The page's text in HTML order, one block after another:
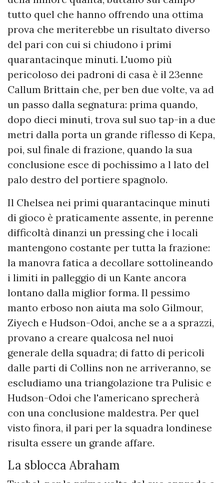
tutto quel che hanno offrendo una ottima
prova che meriterebbe un risultato diverso
del pari con cui si chiudono i primi
quarantacinque minuti. L'uomo più
pericoloso dei padroni di casa è il 23enne
Callum Brittain che, per ben due volte, va ad
un passo dalla segnatura: prima quando,
dopo dieci minuti, trova sul suo tap-in a due
metri dalla porta un grande riflesso di Kepa,
poi, sul finale di frazione, quando la sua
conclusione esce di pochissimo a l lato del
palo destro del portiere spagnolo.
Il Chelsea nei primi quarantacinque minuti
di gioco è praticamente assente, in perenne
difficoltà dinanzi un pressing che i locali
mantengono costante per tutta la frazione:
la manovra fatica a decollare sottolineando
i limiti in palleggio di un Kante ancora
lontano dalla miglior forma. Il pessimo
manto erboso non aiuta ma solo Gilmour,
Ziyech e Hudson-Odoi, anche se a a sprazzi,
provano a creare qualcosa nel nuoi
generale della squadra; di fatto di pericoli
dalle parti di Collins non ne arriveranno, se
escludiamo una triangolazione tra Pulisic e
Hudson-Odoi che l'americano sprecherà
con una conclusione maldestra. Per quel
visto finora, il pari per la squadra londinese
risulta essere un grande affare.
La sblocca Abraham